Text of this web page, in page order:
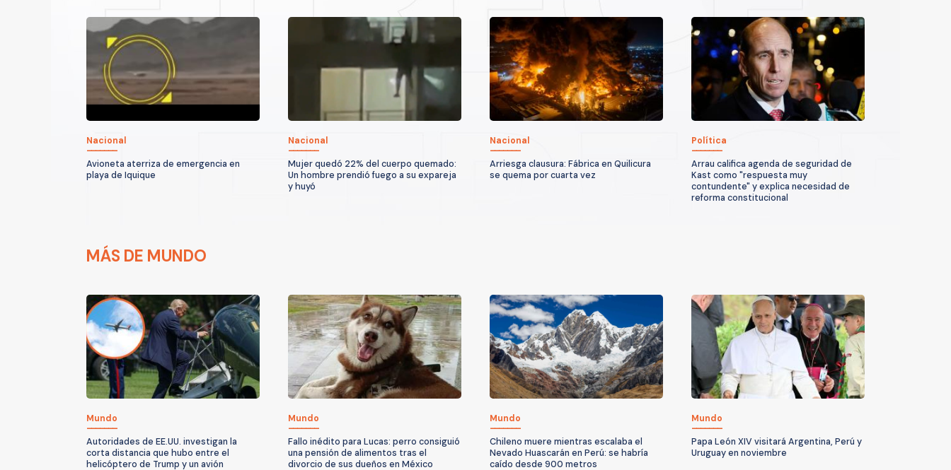
Nacional
Avioneta aterriza de emergencia en
playa de Iquique
Nacional
Mujer quedó 22% del cuerpo quemado:
Un hombre prendió fuego a su expareja
y huyó
Nacional
Arriesga clausura: Fábrica en Quilicura
se quema por cuarta vez
Política
Arrau califica agenda de seguridad de
Kast como "respuesta muy
contundente" y explica necesidad de
reforma constitucional
MÁS DE MUNDO
Mundo
Autoridades de EE.UU. investigan la
corta distancia que hubo entre el
helicóptero de Trump y un avión
Mundo
Fallo inédito para Lucas: perro consiguió
una pensión de alimentos tras el
divorcio de sus dueños en México
Mundo
Chileno muere mientras escalaba el
Nevado Huascarán en Perú: se habría
caído desde 900 metros
Mundo
Papa León XIV visitará Argentina, Perú y
Uruguay en noviembre